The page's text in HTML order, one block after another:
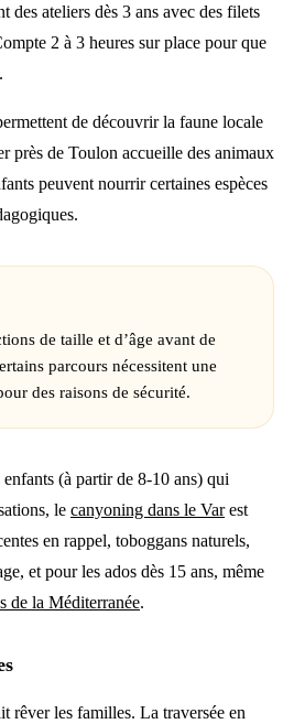
des ateliers dès 3 ans avec des filets
2 à 3 heures sur place pour que
de découvrir la faune locale
près de Toulon accueille des animaux
peuvent nourrir certaines espèces
de taille et d’âge avant de
parcours nécessitent une
des raisons de sécurité.
(à partir de 8-10 ans) qui
le canyoning dans le Varest
en rappel, toboggans naturels,
et pour les ados dès 15 ans, même
de la Méditerranée.
rêver les familles. La traversée en